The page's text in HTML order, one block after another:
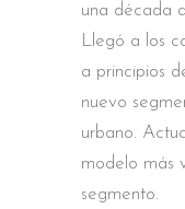
una década
Llegó a los
a principios
nuevo
urbano.
modelo más
segmento.